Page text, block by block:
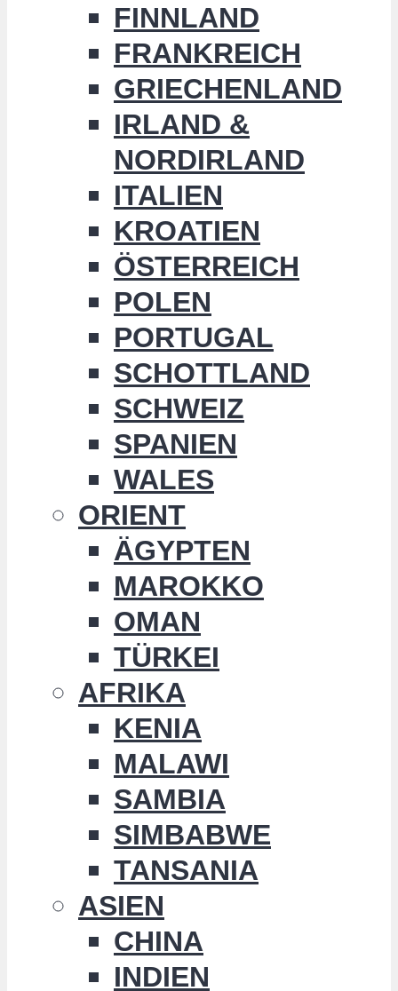
FINNLAND
FRANKREICH
GRIECHENLAND
IRLAND &
NORDIRLAND
ITALIEN
KROATIEN
ÖSTERREICH
POLEN
PORTUGAL
SCHOTTLAND
SCHWEIZ
SPANIEN
WALES
ORIENT
ÄGYPTEN
MAROKKO
OMAN
TÜRKEI
AFRIKA
KENIA
MALAWI
SAMBIA
SIMBABWE
TANSANIA
ASIEN
CHINA
INDIEN